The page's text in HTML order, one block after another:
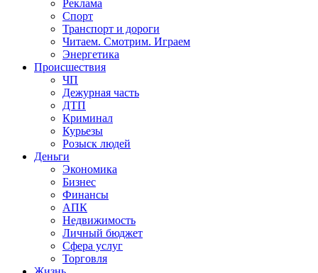
Реклама
Спорт
Транспорт и дороги
Читаем. Смотрим. Играем
Энергетика
Происшествия
ЧП
Дежурная часть
ДТП
Криминал
Курьезы
Розыск людей
Деньги
Экономика
Бизнес
Финансы
АПК
Недвижимость
Личный бюджет
Сфера услуг
Торговля